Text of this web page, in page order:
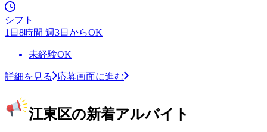
シフト
1日8時間 週3日からOK
未経験OK
詳細を見る 応募画面に進む
江東区の新着アルバイト